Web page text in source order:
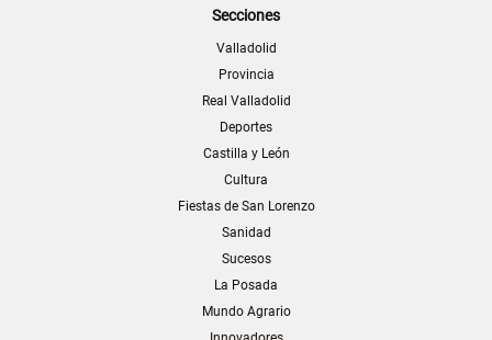
Secciones
Valladolid
Provincia
Real Valladolid
Deportes
Castilla y León
Cultura
Fiestas de San Lorenzo
Sanidad
Sucesos
La Posada
Mundo Agrario